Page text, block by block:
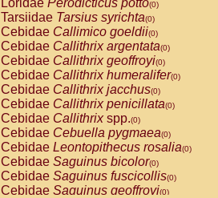
Loridae Perodicticus potto(0)
Tarsiidae Tarsius syrichta(0)
Cebidae Callimico goeldii(0)
Cebidae Callithrix argentata(0)
Cebidae Callithrix geoffroyi(0)
Cebidae Callithrix humeralifer(0)
Cebidae Callithrix jacchus(0)
Cebidae Callithrix penicillata(0)
Cebidae Callithrixspp.(0)
Cebidae Cebuella pygmaea(0)
Cebidae Leontopithecus rosalia(0)
Cebidae Saguinus bicolor(0)
Cebidae Saguinus fuscicollis(0)
Cebidae Saguinus geoffroyi(0)